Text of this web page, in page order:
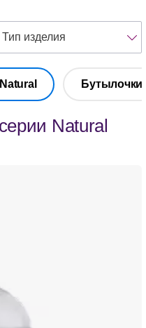
Бутылочки
Natural